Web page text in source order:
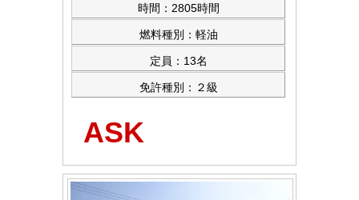
時間：2805時間
燃料種別：軽油
定員：13名
免許種別：２級
ASK